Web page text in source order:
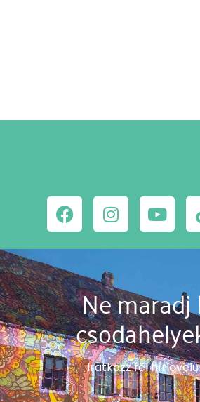
Ne maradj
Iratkozz fel